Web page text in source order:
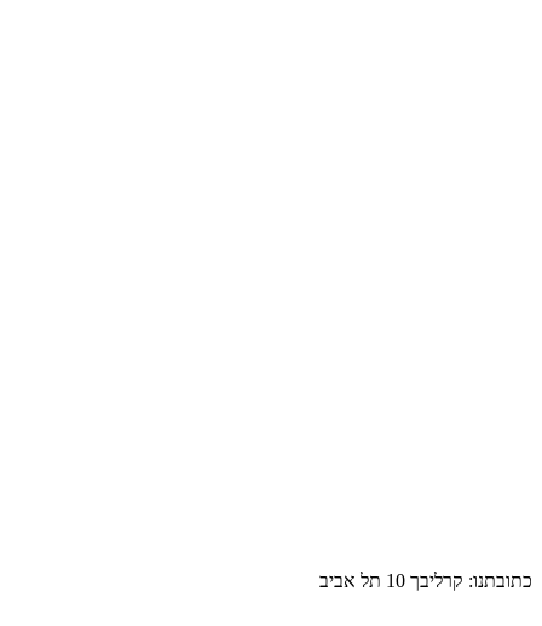
כתובתנו: קרליבך 10 תל אביב